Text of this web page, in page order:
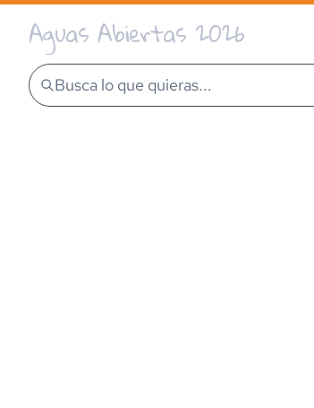
Aguas Abiertas 2026
Busca lo que quieras...